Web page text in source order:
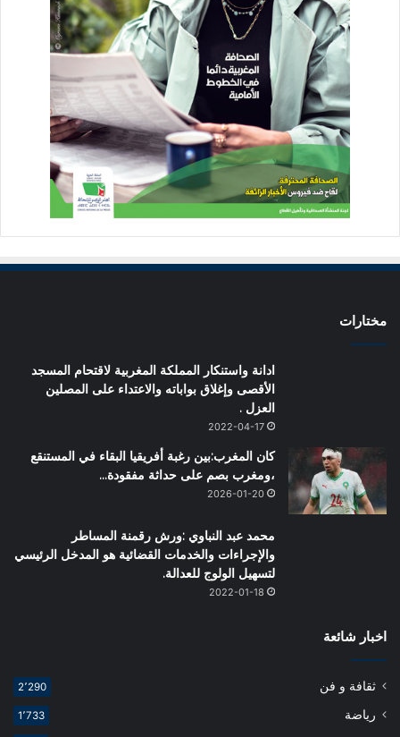
مختارات
ادانة واستنكار المملكة المغربية لاقتحام المسجد
الأقصى وإغلاق بواباته والاعتداء على المصلين
العزل .
2022-04-17
كان المغرب:بين رغبة أفريقيا البقاء في المستنقع
،ومغرب بصم على حداثة مفقودة…
2026-01-20
محمد عبد النباوي :ورش رقمنة المساطر
والإجراءات والخدمات القضائية هو المدخل الرئيسي
لتسهيل الولوج للعدالة.
2022-01-18
اخبار شائعة
ثقافة و فن 2٬290
رياضة 1٬733